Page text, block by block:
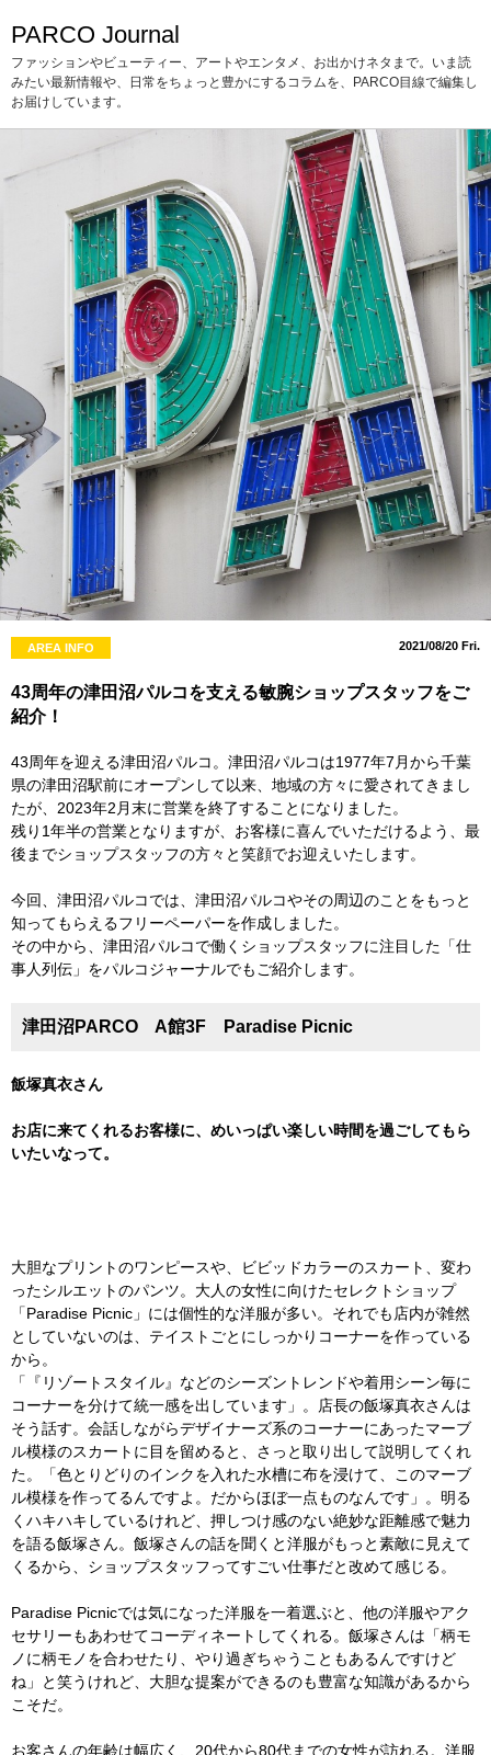
PARCO Journal
ファッションやビューティー、アートやエンタメ、お出かけネタまで。いま読
みたい最新情報や、日常をちょっと豊かにするコラムを、PARCO目線で編集し
お届けしています。
AREA INFO 2021/08/20 Fri.
43周年の津田沼パルコを支える敏腕ショップスタッフをご
紹介！
43周年を迎える津田沼パルコ。津田沼パルコは1977年7月から千葉
県の津田沼駅前にオープンして以来、地域の方々に愛されてきまし
たが、2023年2月末に営業を終了することになりました。
残り1年半の営業となりますが、お客様に喜んでいただけるよう、最
後までショップスタッフの方々と笑顔でお迎えいたします。
今回、津田沼パルコでは、津田沼パルコやその周辺のことをもっと
知ってもらえるフリーペーパーを作成しました。
その中から、津田沼パルコで働くショップスタッフに注目した「仕
事人列伝」をパルコジャーナルでもご紹介します。
津田沼PARCO A館3F Paradise Picnic
飯塚真衣さん
お店に来てくれるお客様に、めいっぱい楽しい時間を過ごしてもら
いたいなって。
大胆なプリントのワンピースや、ビビッドカラーのスカート、変わ
ったシルエットのパンツ。大人の女性に向けたセレクトショップ
「Paradise Picnic」には個性的な洋服が多い。それでも店内が雑然
としていないのは、テイストごとにしっかりコーナーを作っている
から。
「『リゾートスタイル』などのシーズントレンドや着用シーン毎に
コーナーを分けて統一感を出しています」。店長の飯塚真衣さんは
そう話す。会話しながらデザイナーズ系のコーナーにあったマーブ
ル模様のスカートに目を留めると、さっと取り出して説明してくれ
た。「色とりどりのインクを入れた水槽に布を浸けて、このマーブ
ル模様を作ってるんですよ。だからほぼ一点ものなんです」。明る
くハキハキしているけれど、押しつけ感のない絶妙な距離感で魅力
を語る飯塚さん。飯塚さんの話を聞くと洋服がもっと素敵に見えて
くるから、ショップスタッフってすごい仕事だと改めて感じる。
Paradise Picnicでは気になった洋服を一着選ぶと、他の洋服やアク
セサリーもあわせてコーディネートしてくれる。飯塚さんは「柄モ
ノに柄モノを合わせたり、やり過ぎちゃうこともあるんですけど
ね」と笑うけれど、大胆な提案ができるのも豊富な知識があるから
こそだ。
お客さんの年齢は幅広く、20代から80代までの女性が訪れる。洋服